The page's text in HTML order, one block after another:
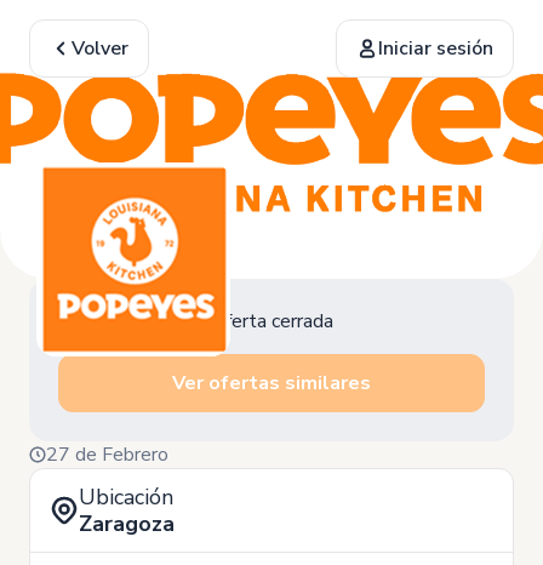
Volver Iniciar sesión
Oferta cerrada
Ver ofertas similares
27 de Febrero
Ubicación
Zaragoza